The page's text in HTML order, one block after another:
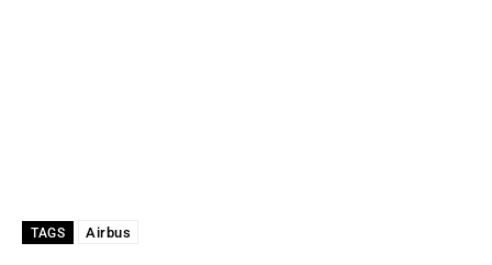
TAGS Airbus